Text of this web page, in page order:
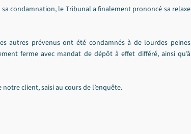
condamnation, le Tribunal a finalement prononcé sa relaxe
autres prévenus ont été condamnés à de lourdes peines
ferme avec mandat de dépôt à effet différé, ainsi qu’à
client, saisi au cours de l’enquête.